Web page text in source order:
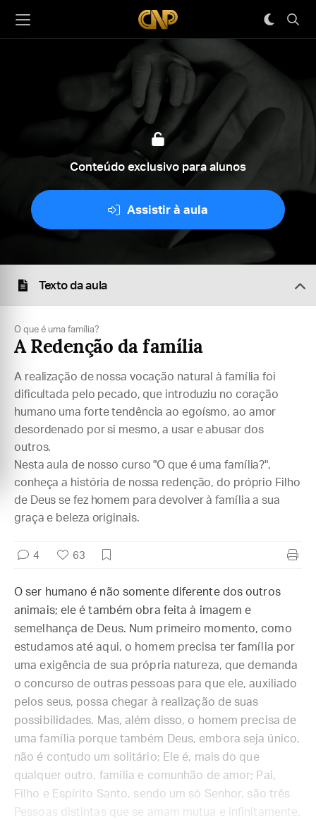
Conteúdo exclusivo para alunos
Assistir à aula
Texto da aula
O que é uma família?
A Redenção da família
A realização de nossa vocação natural à família foi
dificultada pelo pecado, que introduziu no coração
humano uma forte tendência ao egoísmo, ao amor
desordenado por si mesmo, a usar e abusar dos
outros.
Nesta aula de nosso curso "O que é uma família?",
conheça a história de nossa redenção, do próprio Filho
de Deus se fez homem para devolver à família a sua
graça e beleza originais.
4 63
O ser humano é não somente diferente dos outros
animais; ele é também obra feita à imagem e
semelhança de Deus. Num primeiro momento, como
estudamos até aqui, o homem precisa ter família por
uma exigência de sua própria natureza, que demanda
o concurso de outras pessoas para que ele, auxiliado
pelos seus, possa chegar à realização de suas
possibilidades. Mas, além disso, o homem precisa de
uma família porque também Deus, embora seja único,
não é contudo um solitário; Ele é, mais do que
qualquer outro, família e comunhão de amor; Pai,
Filho e Espírito Santo, sendo um só Senhor, são três
Pessoas distintas que se amam mutua e infinitamente.